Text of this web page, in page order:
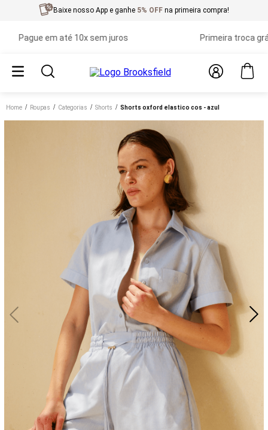
Baixe nosso App e ganhe 5% OFF na primeira compra!
em até 10x sem juros Primeira troca grátis
Home roupas categorias shorts shorts oxford elastico cos - azul